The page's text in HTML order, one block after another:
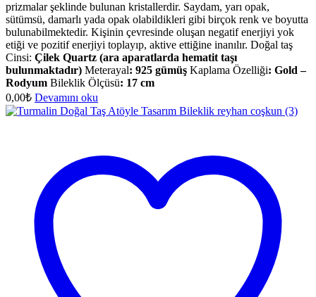
prizmalar şeklinde bulunan kristallerdir. Saydam, yarı opak,
sütümsü, damarlı yada opak olabildikleri gibi birçok renk ve boyutta
bulunabilmektedir. Kişinin çevresinde oluşan negatif enerjiyi yok
etiği ve pozitif enerjiyi toplayıp, aktive ettiğine inanılır. Doğal taş
Cinsi: Çilek Quartz (ara aparatlarda hematit taşı
bulunmaktadır) Meterayal: 925 gümüş Kaplama Özelliği: Gold –
Rodyum Bileklik Ölçüsü: 17 cm
0,00₺ Devamını oku